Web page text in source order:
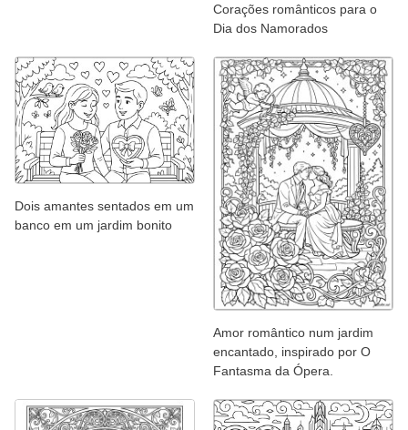
Corações românticos para o
Dia dos Namorados
Dois amantes sentados em um
banco em um jardim bonito
Amor romântico num jardim
encantado, inspirado por O
Fantasma da Ópera.